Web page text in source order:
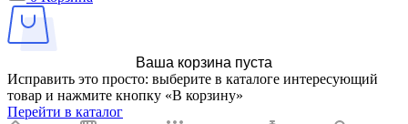
Ваша корзина пуста
Исправить это просто: выберите в каталоге интересующий
товар и нажмите кнопку «В корзину»
Перейти в каталог